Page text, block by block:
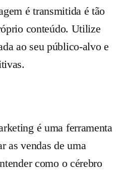
é transmitida é tão
conteúdo. Utilize
ao seu público-alvo e
é uma ferramenta
as vendas de uma
como o cérebro